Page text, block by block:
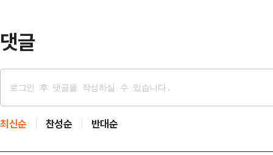
댓글
최신순 찬성순 반대순